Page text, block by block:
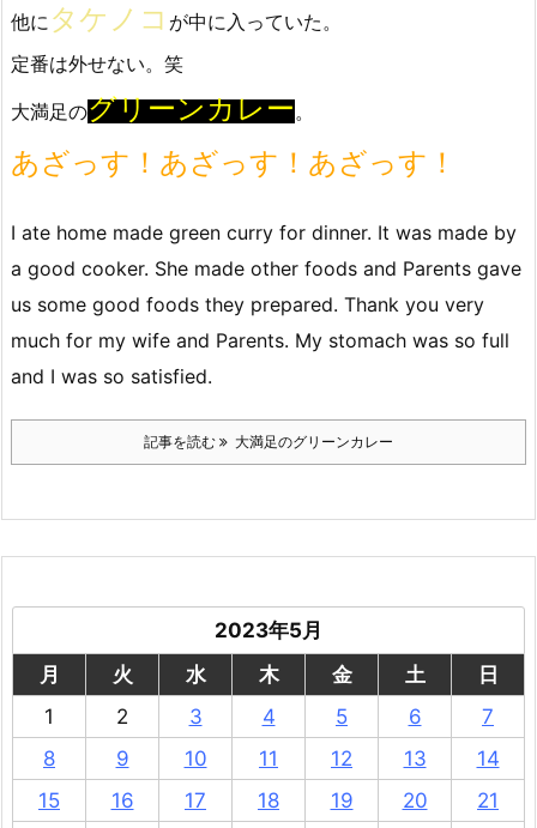
他に タケノコ が中に入っていた。
定番は外せない。笑
大満足のグリーンカレー。
あざっす！あざっす！あざっす！
I ate home made green curry for dinner. It was made by
a good cooker. She made other foods and Parents gave
us some good foods they prepared. Thank you very
much for my wife and Parents. My stomach was so full
and I was so satisfied.
記事を読む 大満足のグリーンカレー
2023年5月
月
火 水 木 金 土
日
1
2 3 4 5 6
7
8
9 10 11 12 13
14
15
16 17 18 19 20
21